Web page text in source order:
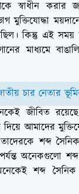
স্বাধীন করার
মুক্তিযোদ্ধা
কিন্তু এই সময়
মাধ্যমে
চার নেতার
জীবিত রয়েছে
আমাদের
শব্দ সৈনিক
অনেকগুলো শব্দ
শব্দ